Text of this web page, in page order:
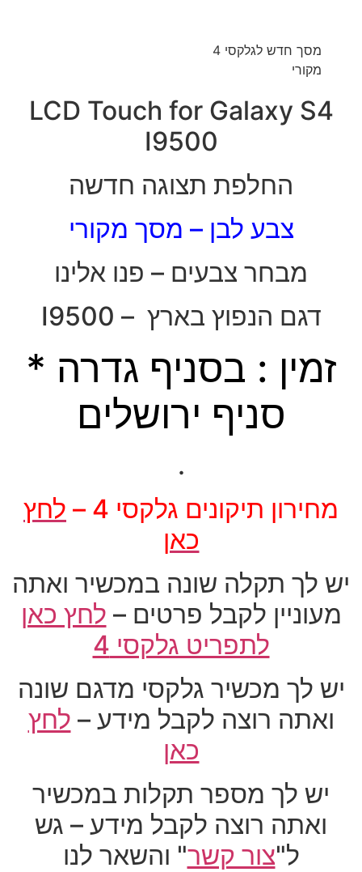
מסך חדש לגלקסי 4
מקורי
LCD Touch for Galaxy S4
I9500
החלפת תצוגה חדשה
צבע לבן – מסך מקורי
מבחר צבעים – פנו אלינו
דגם הנפוץ בארץ – I9500
זמין : בסניף גדרה *
סניף ירושלים
.
מחירון תיקונים גלקסי 4 –
לחץ
כאן
יש לך תקלה שונה במכשיר ואתה
מעוניין לקבל פרטים – לחץ כאן
לתפריט גלקסי 4
יש לך מכשיר גלקסי מדגם שונה
ואתה רוצה לקבל מידע – לחץ
כאן
יש לך מספר תקלות במכשיר
ואתה רוצה לקבל מידע – גש
ל"צור קשר" והשאר לנו